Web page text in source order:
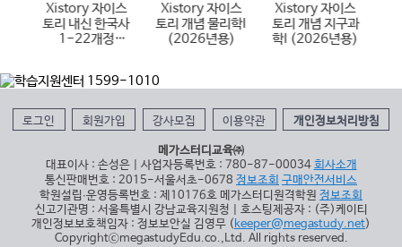
Xistory 자이스
토리 내신 한국사
1-22개정
Xistory 자이스
토리 개념 물리학I
(2026년용)
Xistory 자이스
토리 개념 지구과
학I (2026년용)
로그인 회원가입 강사모집 이용약관 개인정보처리방침
메가스터디교육㈜
대표이사 : 손성은 | 사업자등록번호 : 780-87-00034 회사소개
통신판매번호 : 2015-서울서초-0678 정보조회 구매안전서비스
학원설립∙운영등록번호 : 제10176호 메가스터디원격학원 정보조회
신고기관명 : 서울특별시 강남교육지원청 | 호스팅제공자 : (주)케이티
개인정보보호책임자 : 정보보안실 김영무 (keeper@megastudy.net)
CopyrightⓒmegastudyEdu.co.,Ltd. All rights reserved.